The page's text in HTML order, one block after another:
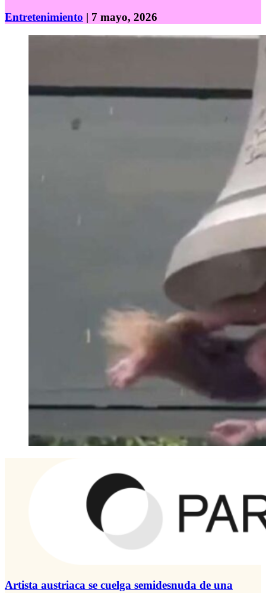
Entretenimiento | 7 mayo, 2026
Artista austriaca se cuelga semidesnuda de una